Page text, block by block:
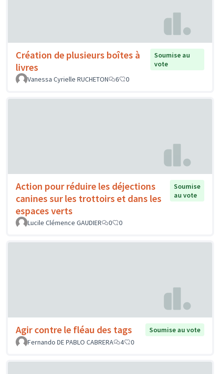
Création de plusieurs boîtes à
livres
Soumise au
vote
Vanessa Cyrielle RUCHETON
6 0
Action pour réduire les déjections
canines sur les trottoirs et dans les
espaces verts
Soumise
au vote
Lucile Clémence GAUDIER 0 0
Agir contre le fléau des tags
Soumise au vote
Fernando DE PABLO CABRERA
4 0